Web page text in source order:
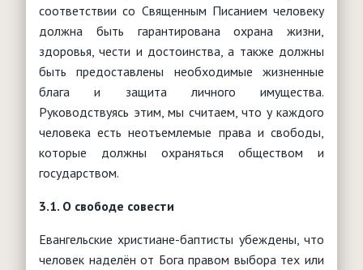
соответствии со Священным Писанием человеку
должна быть гарантирована охрана жизни,
здоровья, чести и достоинства, а также должны
быть предоставлены необходимые жизненные
блага и защита личного имущества.
Руководствуясь этим, мы считаем, что у каждого
человека есть неотъемлемые права и свободы,
которые должны охраняться обществом и
государством.
3.1. О свободе совести
Евангельские христиане-баптисты убеждены, что
человек наделён от Бога правом выбора тех или